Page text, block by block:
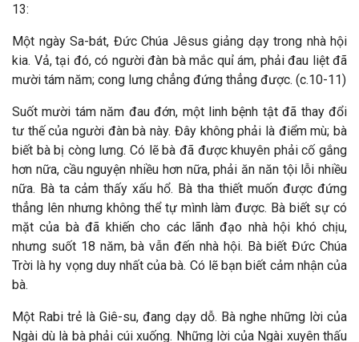
13:
Một ngày Sa-bát, Đức Chúa Jêsus giảng dạy trong nhà hội
kia. Vả, tại đó, có người đàn bà mắc quỉ ám, phải đau liệt đã
mười tám năm; cong lưng chẳng đứng thẳng được. (c.10-11)
Suốt mười tám năm đau đớn, một linh bệnh tật đã thay đổi
tư thế của người đàn bà này. Đây không phải là điểm mù; bà
biết bà bị còng lưng. Có lẽ bà đã được khuyên phải cố gắng
hơn nữa, cầu nguyện nhiều hơn nữa, phải ăn năn tội lỗi nhiều
nữa. Bà ta cảm thấy xấu hổ. Bà tha thiết muốn được đứng
thẳng lên nhưng không thể tự mình làm được. Bà biết sự có
mặt của bà đã khiến cho các lãnh đạo nhà hội khó chịu,
nhưng suốt 18 năm, bà vẫn đến nhà hội. Bà biết Đức Chúa
Trời là hy vọng duy nhất của bà. Có lẽ bạn biết cảm nhận của
bà.
Một Rabi trẻ là Giê-su, đang dạy dỗ. Bà nghe những lời của
Ngài dù là bà phải cúi xuống. Những lời của Ngài xuyên thấu